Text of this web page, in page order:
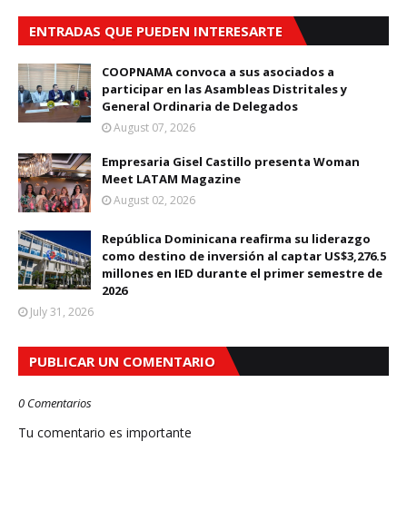
ENTRADAS QUE PUEDEN INTERESARTE
COOPNAMA convoca a sus asociados a
participar en las Asambleas Distritales y
General Ordinaria de Delegados
August 07, 2026
Empresaria Gisel Castillo presenta Woman
Meet LATAM Magazine
August 02, 2026
República Dominicana reafirma su liderazgo
como destino de inversión al captar US$3,276.5
millones en IED durante el primer semestre de
2026
July 31, 2026
PUBLICAR UN COMENTARIO
0 Comentarios
Tu comentario es importante